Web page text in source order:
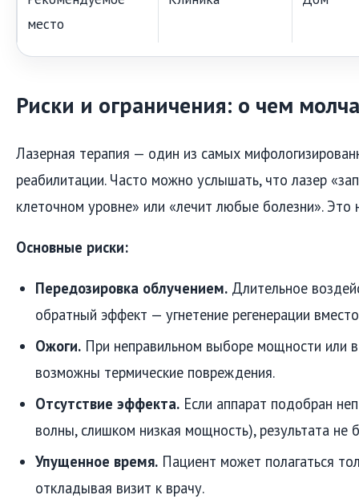
место
Риски и ограничения: о чем
Лазерная терапия — один из самых
реабилитации. Часто можно услышать, что лазер
клеточном уровне» или «лечит любые болезни». Это
Основные риски:
Передозировка облучением. Длительное
обратный эффект — угнетение регенерации
Ожоги. При неправильном выборе мощности или
возможны термические повреждения.
Отсутствие эффекта. Если аппарат подобран
волны, слишком низкая мощность), результата не
Упущенное время. Пациент может полагаться
откладывая визит к врачу.